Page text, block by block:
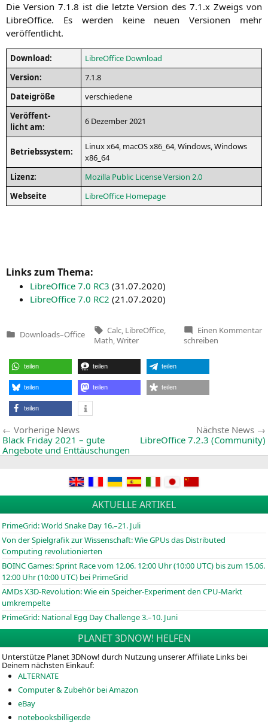
Die Ver­si­on 7.1.8 ist die letz­te Ver­si­on des 7.1.x Zweigs von
Libre­Of­fice. Es wer­den kei­ne neu­en Ver­sio­nen mehr
veröffentlicht.
Down­load:
Libre­Of­fice Download
Ver­si­on:
7.1.8
Datei­grö­ße
ver­schie­de­ne
Ver­öf­fent­
licht am:
6 Dezem­ber 2021
Betriebs­sys­tem:
Linux x64, macOS x86_64, Win­dows, Win­dows
x86_64
Lizenz:
Mozil­la Public Licen­se Ver­si­on 2.0
Web­sei­te
Libre­Of­fice Homepage
Links zum Thema:
Libre­Of­fice 7.0 RC3 (31.07.2020)
Libre­Of­fice 7.0 RC2 (21.07.2020)
Veröffentlicht
Downloads–Office
Tags:
Calc, LibreOffice,
Math Writer
Einen Kommentar
schreiben
teilen teilen teilen
teilen teilen teilen
teilen
Beitragsnavigation
Vorherige NewsVorherige
News:
Black Friday 2021 – gute
Angebote und Enttäuschungen
Nächste News
LibreOffice 7.2.3 (Community)
AKTUELLE ARTIKEL
PrimeGrid: World Snake Day 16.–21. Juli
Von der Spielgrafik zur Wissenschaft: Wie GPUs das Distributed
Computing revolutionierten
BOINCGames: Sprint Race vom 12.06. 12:00 Uhr (10:00 UTC) bis zum 15.06.
12:00 Uhr (10:00 UTC) bei PrimeGrid
AMDs X3D-Revolution: Wie ein Speicher-Experiment den CPU-Markt
umkrempelte
PrimeGrid: National Egg Day Challenge 3.–10. Juni
PLANET 3DNOW! HELFEN
Unterstütze Planet 3DNow! durch Nutzung unserer Affiliate Links bei
Deinem nächsten Einkauf:
ALTERNATE
Computer & Zubehör bei Amazon
eBay
notebooksbilliger.de